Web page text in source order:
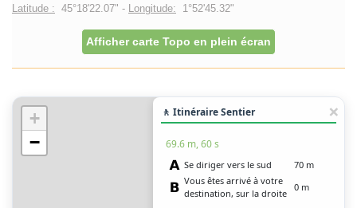
Latitude : 45°18'22.07" - Longitude: 1°52'45.32"
Afficher carte Topo en plein écran
+
−
🚶 Itinéraire Sentier
69.6 m, 60 s
Se diriger vers le sud
70 m
Vous êtes arrivé à votre
destination, sur la droite
0 m